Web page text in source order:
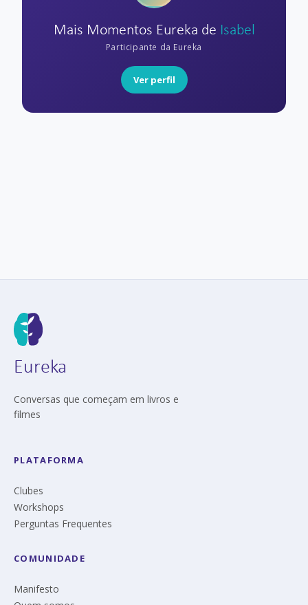
Mais Momentos Eureka de Isabel
Participante da Eureka
Ver perfil
Eureka
Conversas que começam em livros e
filmes
PLATAFORMA
Clubes
Workshops
Perguntas Frequentes
COMUNIDADE
Manifesto